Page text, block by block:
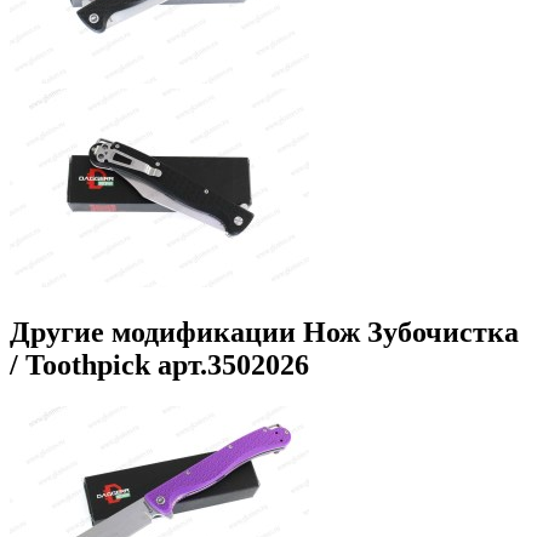
Другие модификации Нож Зубочистка
/ Toothpick арт.3502026